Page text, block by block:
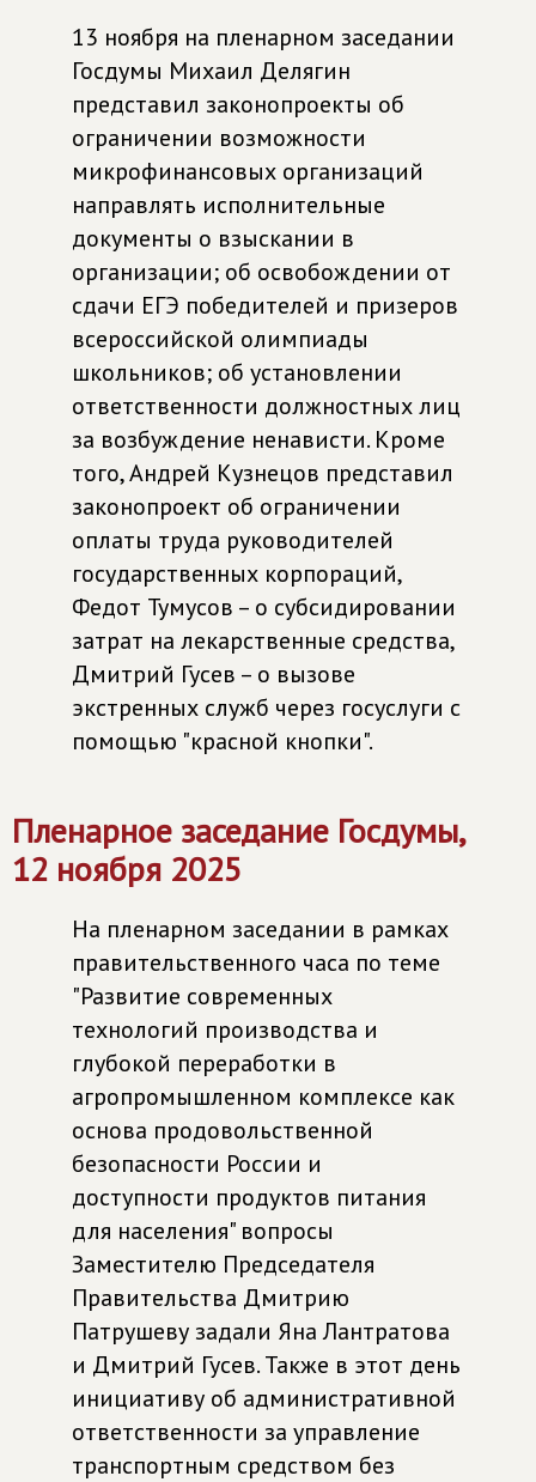
13 ноября на пленарном заседании
Госдумы Михаил Делягин
представил законопроекты об
ограничении возможности
микрофинансовых организаций
направлять исполнительные
документы о взыскании в
организации; об освобождении от
сдачи ЕГЭ победителей и призеров
всероссийской олимпиады
школьников; об установлении
ответственности должностных лиц
за возбуждение ненависти. Кроме
того, Андрей Кузнецов представил
законопроект об ограничении
оплаты труда руководителей
государственных корпораций,
Федот Тумусов – о субсидировании
затрат на лекарственные средства,
Дмитрий Гусев – о вызове
экстренных служб через госуслуги с
помощью "красной кнопки".
Пленарное заседание Госдумы,
12 ноября 2025
На пленарном заседании в рамках
правительственного часа по теме
"Развитие современных
технологий производства и
глубокой переработки в
агропромышленном комплексе как
основа продовольственной
безопасности России и
доступности продуктов питания
для населения" вопросы
Заместителю Председателя
Правительства Дмитрию
Патрушеву задали Яна Лантратова
и Дмитрий Гусев. Также в этот день
инициативу об административной
ответственности за управление
транспортным средством без